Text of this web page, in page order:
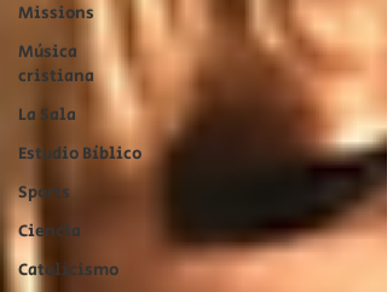
Missions
Música
cristiana
La Sala
Estudio Bíblico
Sports
Ciencia
Catolicismo